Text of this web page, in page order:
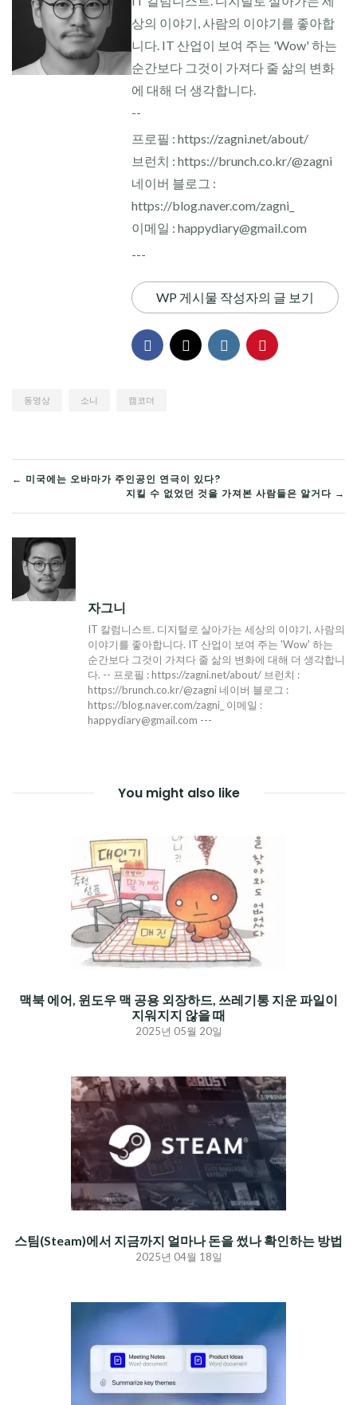
상의 이야기, 사람의 이야기를 좋아합
니다. IT 산업이 보여 주는 'Wow' 하는
순간보다 그것이 가져다 줄 삶의 변화
에 대해 더 생각합니다.
--
프로필 : https://zagni.net/about/
브런치 : https://brunch.co.kr/@zagni
네이버 블로그 :
https://blog.naver.com/zagni_
이메일 : happydiary@gmail.com
---
WP 게시물 작성자의 글 보기
동영상 소니 캠코더
글
탐
색
← 미국에는 오바마가 주인공인 연극이 있다?
지킬 수 없었던 것을 가져본 사람들은 알거다 →
자그니
IT 칼럼니스트. 디지털로 살아가는 세상의 이야기, 사람의
이야기를 좋아합니다. IT 산업이 보여 주는 'Wow' 하는
순간보다 그것이 가져다 줄 삶의 변화에 대해 더 생각합니
다. -- 프로필 : https://zagni.net/about/ 브런치 :
https://brunch.co.kr/@zagni 네이버 블로그 :
https://blog.naver.com/zagni_ 이메일 :
happydiary@gmail.com ---
You might also like
맥북 에어, 윈도우 맥 공용 외장하드, 쓰레기통 지운 파일이
지워지지 않을 때
2025년 05월 20일
스팀(Steam)에서 지금까지 얼마나 돈을 썼나 확인하는 방법
2025년 04월 18일